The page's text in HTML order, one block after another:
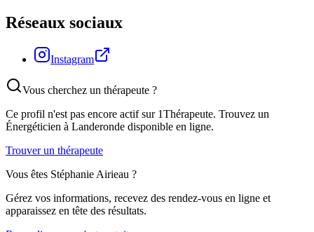
Réseaux sociaux
Instagram
Vous cherchez un thérapeute ?
Ce profil n'est pas encore actif sur 1Thérapeute. Trouvez un
Énergéticien à Landeronde disponible en ligne.
Trouver un thérapeute
Vous êtes Stéphanie Airieau ?
Gérez vos informations, recevez des rendez-vous en ligne et
apparaissez en tête des résultats.